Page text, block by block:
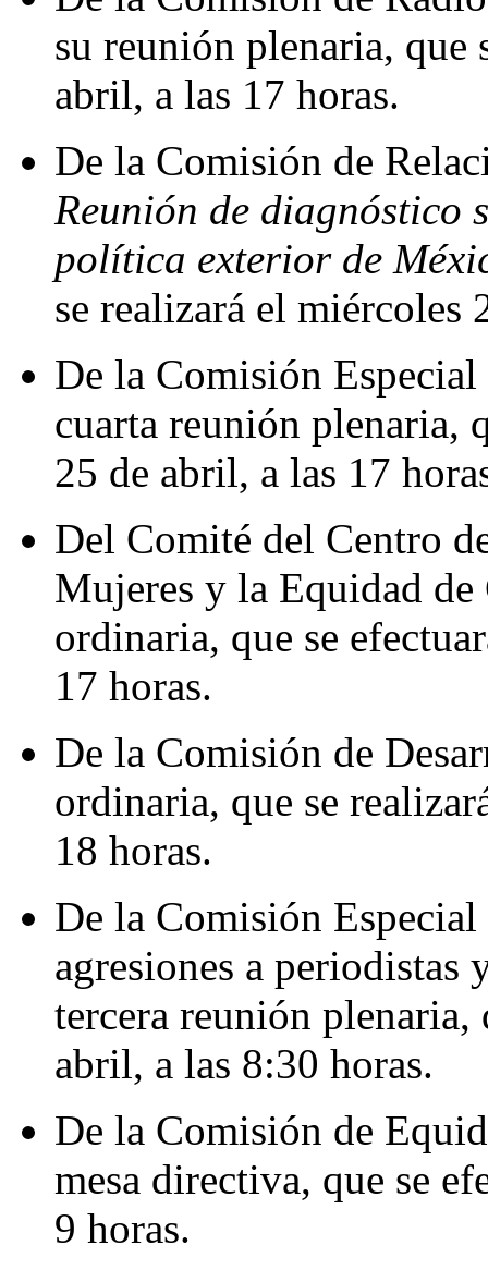
su reunión plenaria, que
abril, a las 17 horas.
De la Comisión de
Reunión de diagnóstico
política exterior de
se realizará el miércoles
De la Comisión Especial
cuarta reunión plenaria,
25 de abril, a las 17
Del Comité del Centro
Mujeres y la Equidad
ordinaria, que se
17 horas.
De la Comisión de
ordinaria, que se
18 horas.
De la Comisión
agresiones a periodistas
tercera reunión plenaria,
abril, a las 8:30 horas.
De la Comisión de
mesa directiva, que se
9 horas.